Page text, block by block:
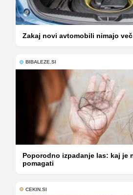
Zakaj novi avtomobili nimajo
BIBALEZE.SI
Poporodno izpadanje las: kaj je
pomagati
CEKIN.SI